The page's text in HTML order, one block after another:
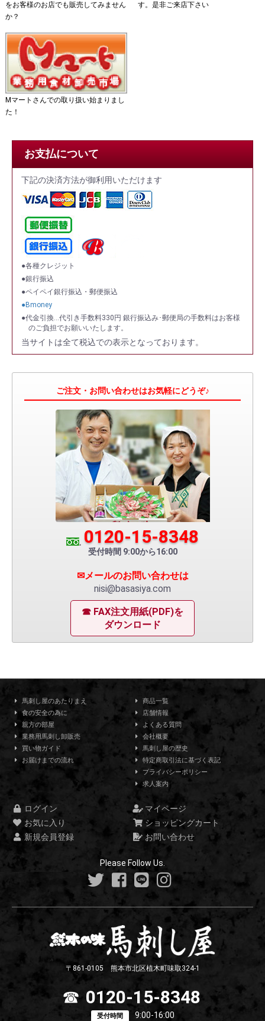
をお客様のお店でも販売してみません
か？
す。是非ご来店下さい
Mマートさんでの取り扱い始まりまし
た！
お支払について
下記の決済方法が御利用いただけます
●各種クレジット
●銀行振込
●ペイペイ銀行振込・郵便振込
●Bmoney
●代金引換…代引き手数料330円 銀行振込み･郵便局の手数料はお客様
のご負担でお願いいたします。
当サイトは全て税込での表示となっております。
ご注文・お問い合わせはお気軽にどうぞ♪
0120-15-8348
受付時間 9:00から16:00
✉メールのお問い合わせは
nisi@basasiya.com
☎ FAX注文用紙(PDF)を
ダウンロード
馬刺し屋のあたりまえ
食の安全の為に
親方の部屋
業務用馬刺し卸販売
買い物ガイド
お届けまでの流れ
商品一覧
店舗情報
よくある質問
会社概要
馬刺し屋の歴史
特定商取引法に基づく表記
プライバシーポリシー
求人案内
ログイン
マイページ
お気に入り
ショッピングカート
新規会員登録
お問い合わせ
Please Follow Us.
〒861-0105 熊本市北区植木町味取324-1
☎ 0120-15-8348
受付時間 9:00-16:00